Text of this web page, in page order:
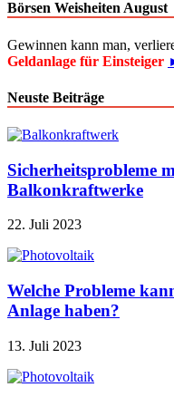
Börsen Weisheiten August
Gewinnen kann man,
Geldanlage für Einsteiger
Neuste Beiträge
Sicherheitsprobleme
Balkonkraftwerke
22. Juli 2023
Welche Probleme
Anlage haben?
13. Juli 2023